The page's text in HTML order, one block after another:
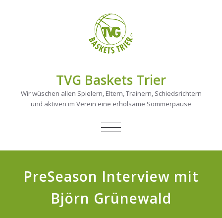
TVG Baskets Trier
Wir wüschen allen Spielern, Eltern, Trainern, Schiedsrichtern
und aktiven im Verein eine erholsame Sommerpause
NAVIGATION
PreSeason Interview mit
Björn Grünewald